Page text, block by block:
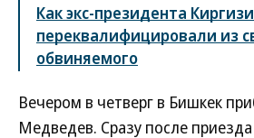
Как экс-президента
переквалифицировали из
обвиняемого
Вечером в четверг в Бишкек
Медведев. Сразу после